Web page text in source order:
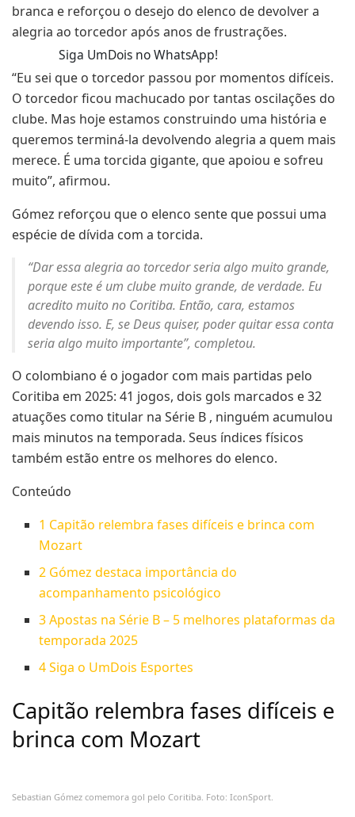
branca e reforçou o desejo do elenco de devolver a
alegria ao torcedor após anos de frustrações.
Siga UmDois no WhatsApp!
“Eu sei que o torcedor passou por momentos difíceis.
O torcedor ficou machucado por tantas oscilações do
clube. Mas hoje estamos construindo uma história e
queremos terminá-la devolvendo alegria a quem mais
merece. É uma torcida gigante, que apoiou e sofreu
muito”, afirmou.
Gómez reforçou que o elenco sente que possui uma
espécie de dívida com a torcida.
“Dar essa alegria ao torcedor seria algo muito grande,
porque este é um clube muito grande, de verdade. Eu
acredito muito no Coritiba. Então, cara, estamos
devendo isso. E, se Deus quiser, poder quitar essa conta
seria algo muito importante”, completou.
O colombiano é o jogador com mais partidas pelo
Coritiba em 2025: 41 jogos, dois gols marcados e 32
atuações como titular na Série B , ninguém acumulou
mais minutos na temporada. Seus índices físicos
também estão entre os melhores do elenco.
Conteúdo
1 Capitão relembra fases difíceis e brinca com
Mozart
2 Gómez destaca importância do
acompanhamento psicológico
3Apostas na Série B – 5 melhores plataformas da
temporada 2025
4Siga o UmDois Esportes
Capitão relembra fases difíceis e
brinca com Mozart
Sebastian Gómez comemora gol pelo Coritiba. Foto: IconSport.